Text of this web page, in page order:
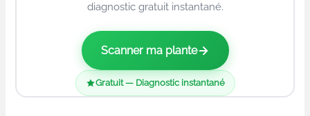
diagnostic gratuit instantané.
Scanner ma plante
Gratuit — Diagnostic instantané